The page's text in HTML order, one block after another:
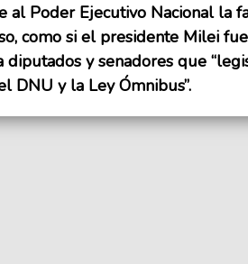
al Poder Ejecutivo Nacional la
como si el presidente Milei
diputados y senadores que
DNU y la Ley Ómnibus”.